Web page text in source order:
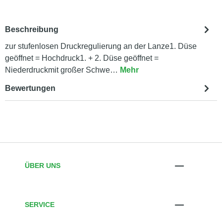
Beschreibung
zur stufenlosen Druckregulierung an der Lanze1. Düse
geöffnet = Hochdruck1. + 2. Düse geöffnet =
Niederdruckmit großer Schwe… Mehr
Bewertungen
ÜBER UNS
SERVICE